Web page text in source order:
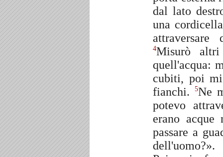
dal lato
una
4Misurò
quell'acqua:
cubiti, poi mi
fianchi.5Ne
potevo
erano
passare a
dell'uomo?».